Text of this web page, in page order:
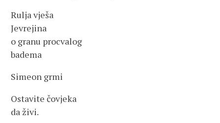
Rulja vješa
Jevrejina
o granu procvalog
badema
Simeon grmi
Ostavite čovjeka
da živi.